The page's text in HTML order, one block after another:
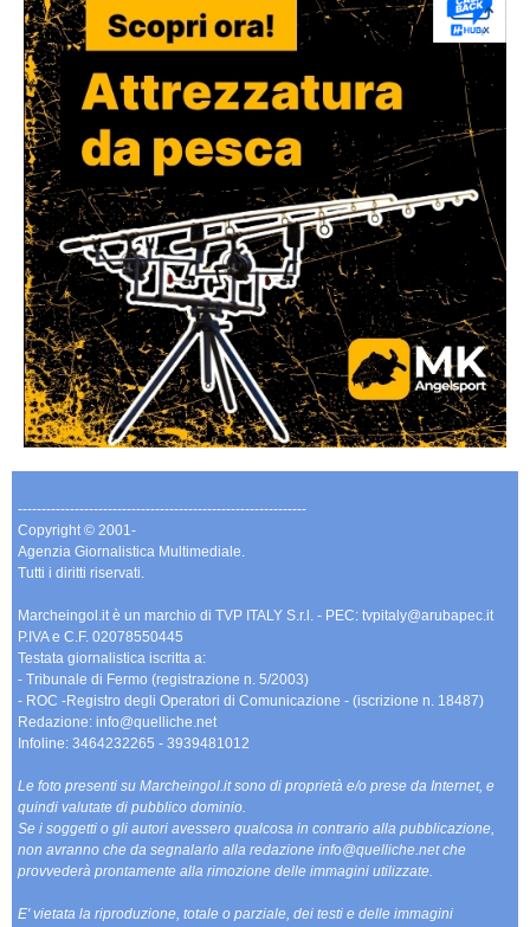
-------------------------------------------------------------
Copyright © 2001-
Agenzia Giornalistica Multimediale.
Tutti i diritti riservati.
Marcheingol.it è un marchio di TVP ITALY S.r.l. - PEC: tvpitaly@arubapec.it
P.IVA e C.F. 02078550445
Testata giornalistica iscritta a:
- Tribunale di Fermo (registrazione n. 5/2003)
- ROC -Registro degli Operatori di Comunicazione - (iscrizione n. 18487)
Redazione: info@quelliche.net
Infoline: 3464232265 - 3939481012
Le foto presenti su Marcheingol.it sono di proprietà e/o prese da Internet, e
quindi valutate di pubblico dominio.
Se i soggetti o gli autori avessero qualcosa in contrario alla pubblicazione,
non avranno che da segnalarlo alla redazione info@quelliche.net che
provvederà prontamente alla rimozione delle immagini utilizzate.
E' vietata la riproduzione, totale o parziale, dei testi e delle immagini